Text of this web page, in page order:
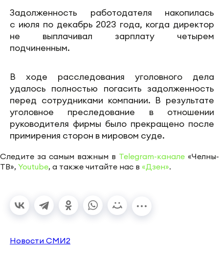
Задолженность работодателя накопилась
с июля по декабрь 2023 года, когда директор
не выплачивал зарплату четырем
подчиненным.
В ходе расследования уголовного дела
удалось полностью погасить задолженность
перед сотрудниками компании. В результате
уголовное преследование в отношении
руководителя фирмы было прекращено после
примирения сторон в мировом суде.
Следите за самым важным в Telegram-канале «Челны-
ТВ», Youtube, а также читайте нас в «Дзен».
Новости СМИ2